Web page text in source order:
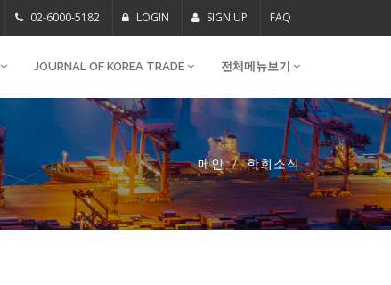
02-6000-5182 LOGIN SIGN UP FAQ
JOURNAL OF KOREA TRADE 전체메뉴보기
메인 학회소식